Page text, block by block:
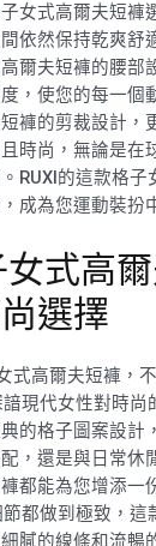
女式高爾夫短褲
依然保持乾爽舒
爾夫短褲的腰部
，使您的每一個
褲的剪裁設計，
時尚，無論是在
RUXI的這款格
成為您運動裝扮
女式高
選擇
式高爾夫短褲，
諳現代女性對時
的格子圖案設計
，還是與日常休
都能為您增添一
節都做到極致，
膩的線條和流暢